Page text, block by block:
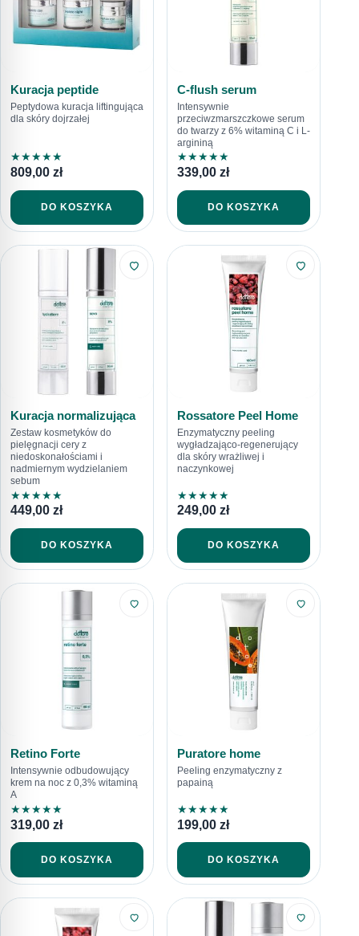
Kuracja peptide
Peptydowa kuracja liftingująca
dla skóry dojrzałej
★★★★★
809,00 zł
DO KOSZYKA
C-flush serum
Intensywnie
przeciwzmarszczkowe serum
do twarzy z 6% witaminą C i L-
argininą
★★★★★
339,00 zł
DO KOSZYKA
Kuracja normalizująca
Zestaw kosmetyków do
pielęgnacji cery z
niedoskonałościami i
nadmiernym wydzielaniem
sebum
★★★★★
449,00 zł
DO KOSZYKA
Rossatore Peel Home
Enzymatyczny peeling
wygładzająco-regenerujący
dla skóry wrażliwej i
naczynkowej
★★★★★
249,00 zł
DO KOSZYKA
Retino Forte
Intensywnie odbudowujący
krem na noc z 0,3% witaminą
A
★★★★★
319,00 zł
DO KOSZYKA
Puratore home
Peeling enzymatyczny z
papainą
★★★★★
199,00 zł
DO KOSZYKA